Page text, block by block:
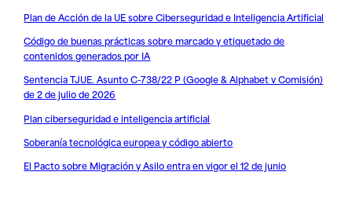
Plan de Acción de la UE sobre Ciberseguridad e Inteligencia Artificial
Código de buenas prácticas sobre marcado y etiquetado de
contenidos generados por IA
Sentencia TJUE. Asunto C-738/22 P (Google & Alphabet v Comisión)
de 2 de julio de 2026
Plan ciberseguridad e inteligencia artificial
Soberanía tecnológica europea y código abierto
El Pacto sobre Migración y Asilo entra en vigor el 12 de junio